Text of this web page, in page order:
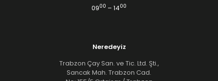
0900 – 1400
Neredeyiz
Trabzon Çay San. ve Tic. Ltd. Şti.,
Sancak Mah. Trabzon Cad.